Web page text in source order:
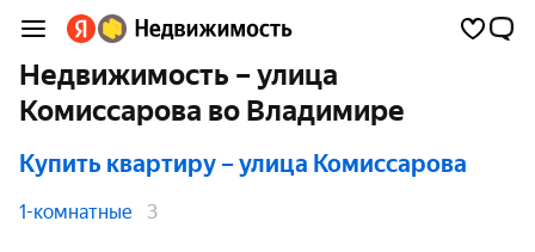
Недвижимость – улица
Комиссарова во Владимире
Купить квартиру – улица Комиссарова
1-комнатные 3